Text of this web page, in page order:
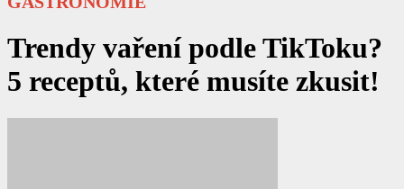
Trendy vaření podle TikToku?
5 receptů, které musíte zkusit!